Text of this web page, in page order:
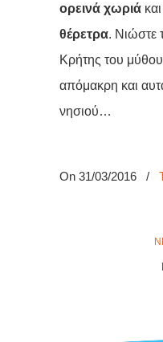
ορεινά χωριά και
θέρετρα. Νιώστε
Κρήτης του
απόμακρη και
νησιού…
On 31/03/2016 /